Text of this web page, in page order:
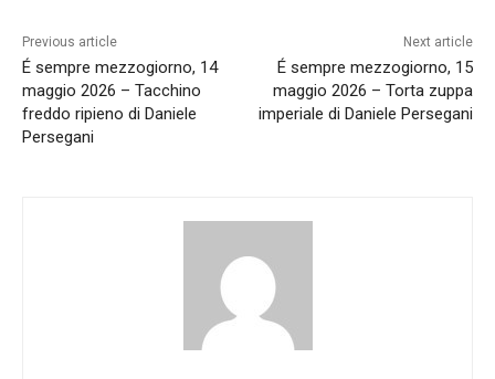
Previous article
É sempre mezzogiorno, 14
maggio 2026 – Tacchino
freddo ripieno di Daniele
Persegani
Next article
É sempre mezzogiorno, 15
maggio 2026 – Torta zuppa
imperiale di Daniele Persegani